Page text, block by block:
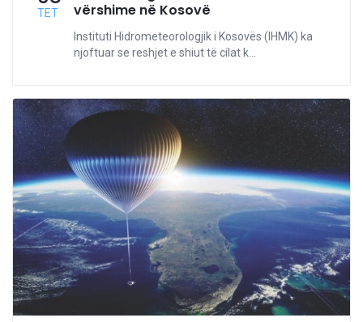
TET
vërshime në Kosovë
Instituti Hidrometeorologjik i Kosovës (IHMK) ka
njoftuar se reshjet e shiut të cilat k...